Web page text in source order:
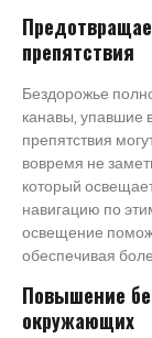
препятствия
Бездорожье
канавы, упавшие
препятствия
вовремя не
который
навигацию по
освещение
обеспечивая
Повышение
окружающих